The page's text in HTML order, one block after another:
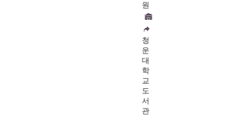
원
청
운
대
학
교
도
서
관